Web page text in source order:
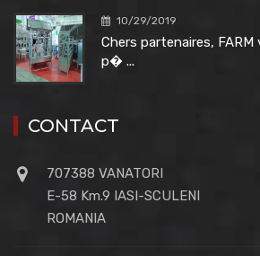
10/29/2019
Chers partenaires,
p� ...
CONTACT
707388 VANATORI
E-58 Km.9 IASI-SCULENI
ROMANIA